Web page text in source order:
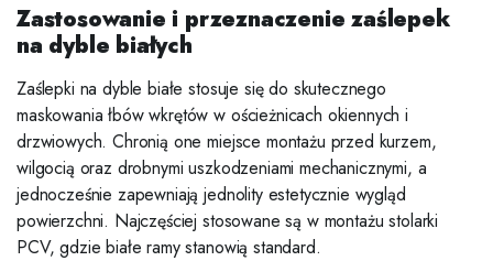
Zastosowanie i przeznaczenie zaślepek
na dyble białych
Zaślepki na dyble białe stosuje się do skutecznego
maskowania łbów wkrętów w ościeżnicach okiennych i
drzwiowych. Chronią one miejsce montażu przed kurzem,
wilgocią oraz drobnymi uszkodzeniami mechanicznymi, a
jednocześnie zapewniają jednolity estetycznie wygląd
powierzchni. Najczęściej stosowane są w montażu stolarki
PCV, gdzie białe ramy stanowią standard.